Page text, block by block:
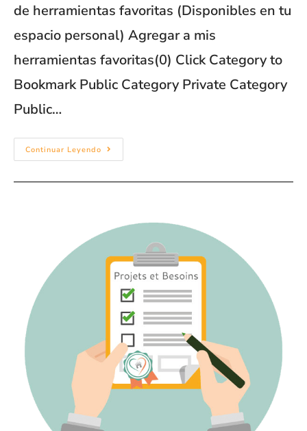
de herramientas favoritas (Disponibles en tu
espacio personal) Agregar a mis
herramientas favoritas(0) Click Category to
Bookmark Public Category Private Category
Public…
Continuar Leyendo